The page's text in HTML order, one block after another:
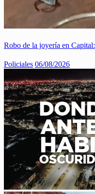
Robo de la joyería en Capital:
Policiales 06/08/2026